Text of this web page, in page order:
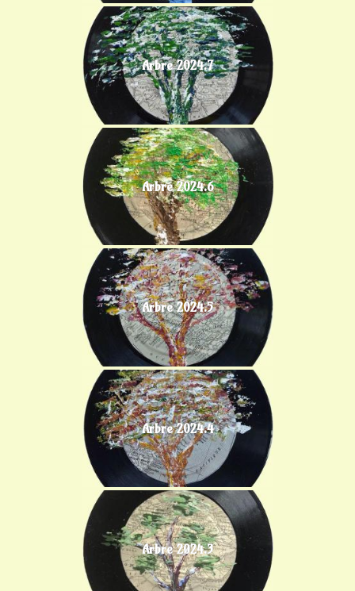
Arbre 2024.7
Arbre 2024.6
Arbre 2024.5
Arbre 2024.4
Arbre 2024.3